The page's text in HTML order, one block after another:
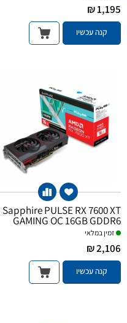
1,195 ₪
קנה עכשיו
Sapphire PULSE RX 7600 XT
GAMING OC 16GB GDDR6
זמין במלאי
2,106 ₪
קנה עכשיו